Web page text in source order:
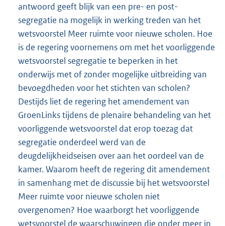
antwoord geeft blijk van een pre- en post-
segregatie na mogelijk in werking treden van het
wetsvoorstel Meer ruimte voor nieuwe scholen. Hoe
is de regering voornemens om met het voorliggende
wetsvoorstel segregatie te beperken in het
onderwijs met of zonder mogelijke uitbreiding van
bevoegdheden voor het stichten van scholen?
Destijds liet de regering het amendement van
GroenLinks tijdens de plenaire behandeling van het
voorliggende wetsvoorstel dat erop toezag dat
segregatie onderdeel werd van de
deugdelijkheidseisen over aan het oordeel van de
kamer. Waarom heeft de regering dit amendement
in samenhang met de discussie bij het wetsvoorstel
Meer ruimte voor nieuwe scholen niet
overgenomen? Hoe waarborgt het voorliggende
wetsvoorstel de waarschuwingen die onder meer in